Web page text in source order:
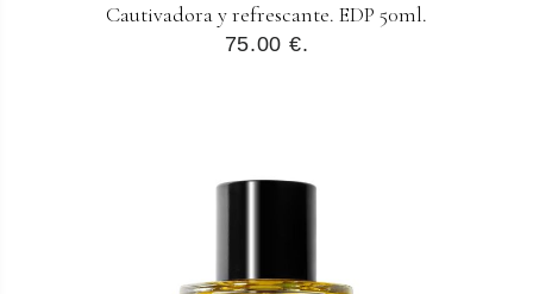
Cautivadora y refrescante. EDP 50ml.
75.00 €.